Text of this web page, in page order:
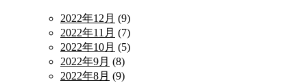
2022年12月 (9)
2022年11月 (7)
2022年10月 (5)
2022年9月 (8)
2022年8月 (9)